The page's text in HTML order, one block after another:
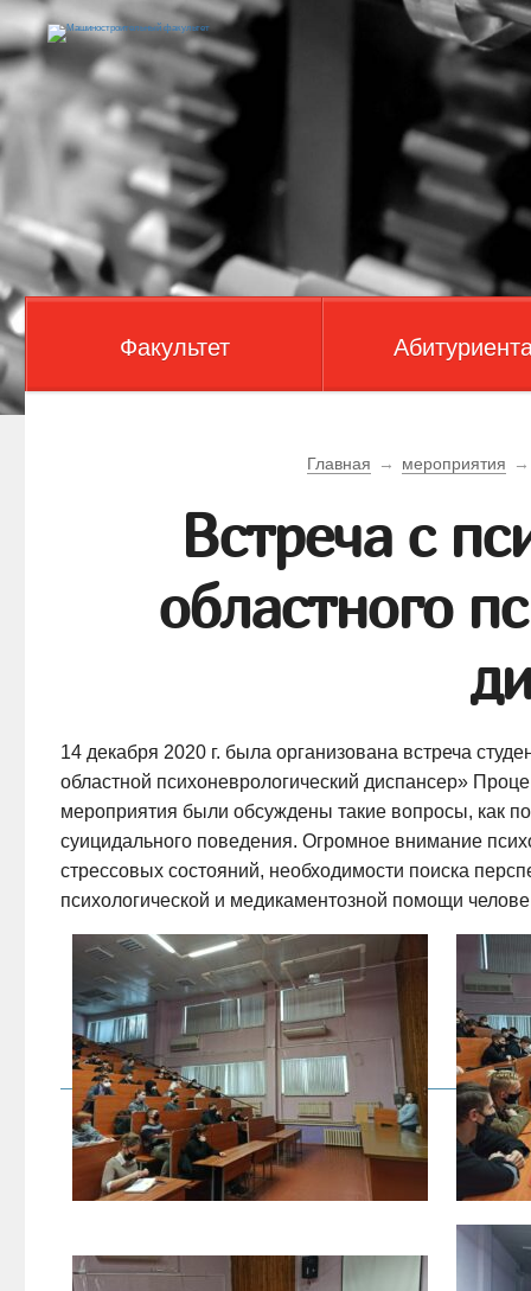
Факультет
Главная → мероприятия →
Встреча с
областного
14 декабря 2020 г. была организована встреча
областной психоневрологический диспансер»
мероприятия были обсуждены такие вопросы, как
суицидального поведения. Огромное внимание
стрессовых состояний, необходимости поиска
психологической и медикаментозной помощи